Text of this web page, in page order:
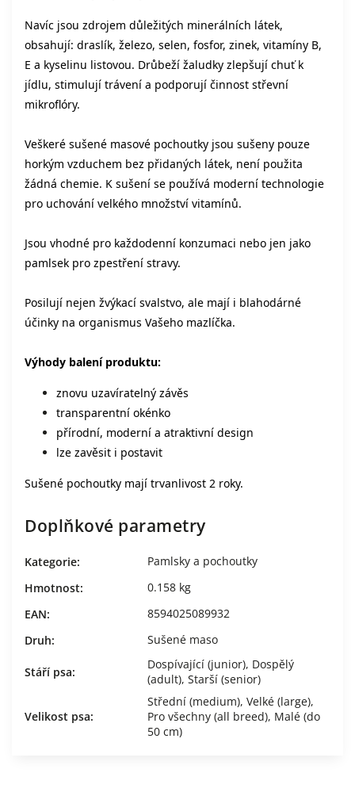
Navíc jsou zdrojem důležitých minerálních látek,
obsahují: draslík, železo, selen, fosfor, zinek, vitamíny B,
E a kyselinu listovou. Drůbeží žaludky zlepšují chuť k
jídlu, stimulují trávení a podporují činnost střevní
mikroflóry.
Veškeré sušené masové pochoutky jsou sušeny pouze
horkým vzduchem bez přidaných látek, není použita
žádná chemie. K sušení se používá moderní technologie
pro uchování velkého množství vitamínů.
Jsou vhodné pro každodenní konzumaci nebo jen jako
pamlsek pro zpestření stravy.
Posilují nejen žvýkací svalstvo, ale mají i blahodárné
účinky na organismus Vašeho mazlíčka.
Výhody balení produktu:
znovu uzavíratelný závěs
transparentní okénko
přírodní, moderní a atraktivní design
lze zavěsit i postavit
Sušené pochoutky mají trvanlivost 2 roky.
Doplňkové parametry
Kategorie:
Pamlsky a pochoutky
Hmotnost:
0.158 kg
EAN:
8594025089932
Druh: Sušené maso
Stáří psa:
Dospívající (junior), Dospělý
(adult), Starší (senior)
Velikost psa:
Střední (medium), Velké (large),
Pro všechny (all breed), Malé (do
50 cm)